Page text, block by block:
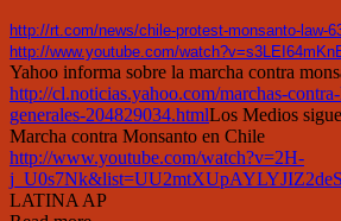
http://rt.com/news/chile-protest-monsanto-law-
http://www.youtube.com/
Yahoo informa sobre la marcha contra
http://cl.noticias.yahoo.com/marchas-
generales-204829034.htmlLos Medios
Marcha contra Monsanto en Chile
http://www.youtube.com/watch?v=2H-
LATINA AP